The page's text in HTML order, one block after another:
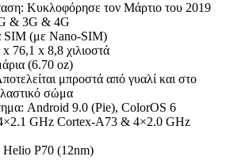
Κυκλοφόρησε τον Μάρτιο του 2019
& 3G & 4G
SIM (με Nano-SIM)
76,1 x 8,8 χιλιοστά
(6.70 oz)
μπροστά από γυαλί και στο
σώμα
Android 9.0 (Pie), ColorOS 6
GHz Cortex-A73 & 4×2.0 GHz
P70 (12nm)